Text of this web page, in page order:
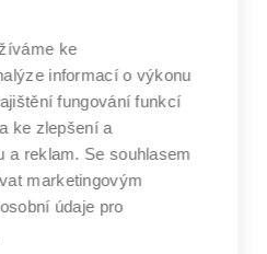
učení
technické
BRNĚ
ke
informací o výkonu
fungování funkcí
ke zlepšení a
a reklam. Se souhlasem
marketingovým
údaje pro